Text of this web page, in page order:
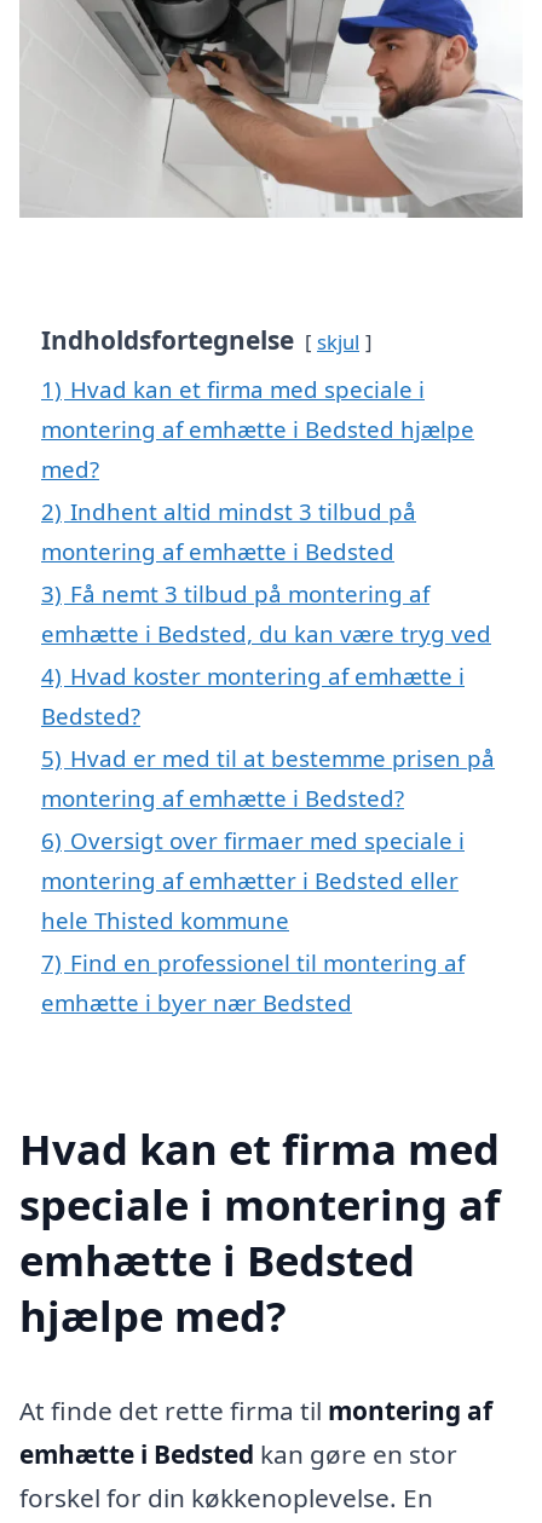
Indholdsfortegnelse skjul
1) Hvad kan et firma med speciale i
montering af emhætte i Bedsted hjælpe
med?
2) Indhent altid mindst 3 tilbud på
montering af emhætte i Bedsted
3) Få nemt 3 tilbud på montering af
emhætte i Bedsted, du kan være tryg ved
4) Hvad koster montering af emhætte i
Bedsted?
5) Hvad er med til at bestemme prisen på
montering af emhætte i Bedsted?
6) Oversigt over firmaer med speciale i
montering af emhætter i Bedsted eller
hele Thisted kommune
7) Find en professionel til montering af
emhætte i byer nær Bedsted
Hvad kan et firma med
speciale i montering af
emhætte i Bedsted
hjælpe med?
At finde det rette firma til montering af
emhætte i Bedsted kan gøre en stor
forskel for din køkkenoplevelse. En